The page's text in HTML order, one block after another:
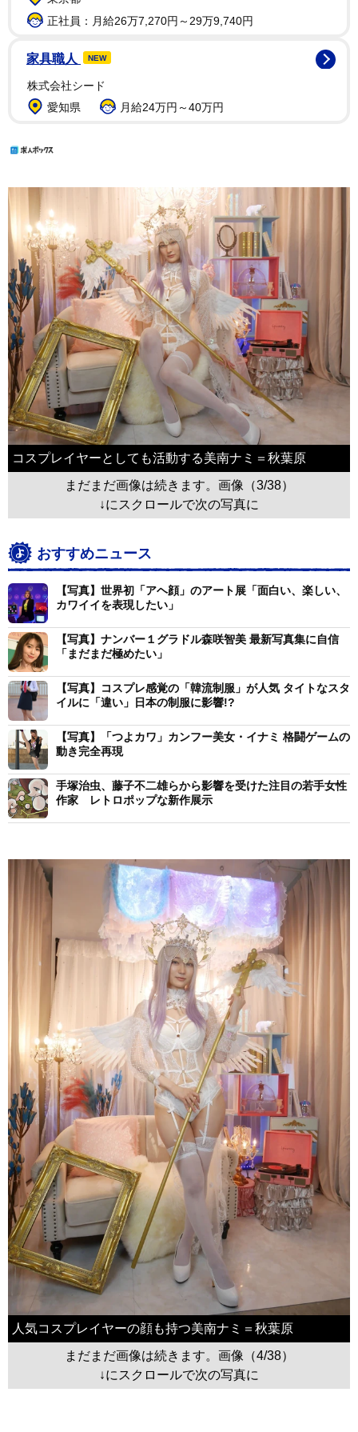
正社員：月給26万7,270円～29万9,740円
家具職人 NEW
株式会社シード
愛知県
月給24万円～40万円
コスプレイヤーとしても活動する美南ナミ＝秋葉原
まだまだ画像は続きます。画像（3/38）
↓にスクロールで次の写真に
おすすめニュース
【写真】世界初「アヘ顔」のアート展「面白い、楽しい、
カワイイを表現したい」
【写真】ナンバー１グラドル森咲智美 最新写真集に自信
「まだまだ極めたい」
【写真】コスプレ感覚の「韓流制服」が人気 タイトなスタ
イルに「違い」日本の制服に影響!?
【写真】「つよカワ」カンフー美女・イナミ 格闘ゲームの
動き完全再現
手塚治虫、藤子不二雄らから影響を受けた注目の若手女性
作家 レトロポップな新作展示
人気コスプレイヤーの顔も持つ美南ナミ＝秋葉原
まだまだ画像は続きます。画像（4/38）
↓にスクロールで次の写真に